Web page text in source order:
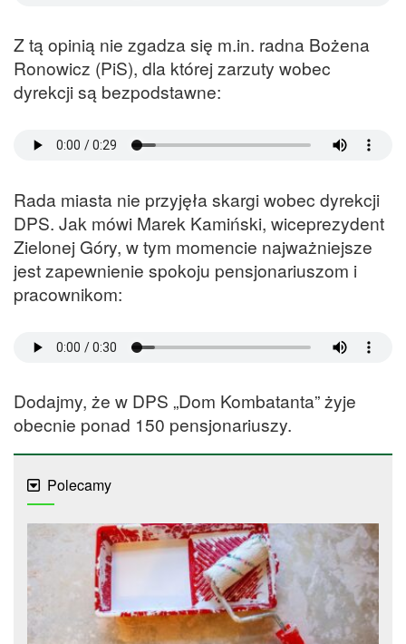
Z tą opinią nie zgadza się m.in. radna Bożena
Ronowicz (PiS), dla której zarzuty wobec
dyrekcji są bezpodstawne:
Rada miasta nie przyjęła skargi wobec dyrekcji
DPS. Jak mówi Marek Kamiński, wiceprezydent
Zielonej Góry, w tym momencie najważniejsze
jest zapewnienie spokoju pensjonariuszom i
pracownikom:
Dodajmy, że w DPS „Dom Kombatanta” żyje
obecnie ponad 150 pensjonariuszy.
Polecamy